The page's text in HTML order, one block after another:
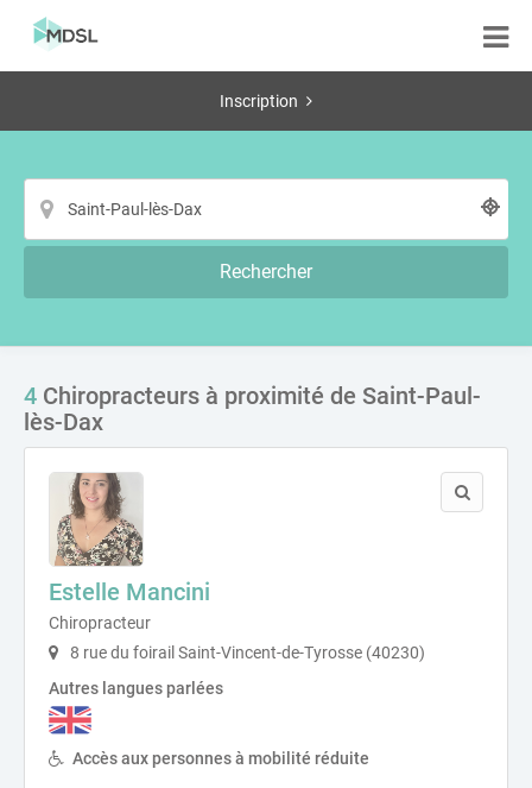
Inscription
Rechercher
4 Chiropracteurs à proximité de Saint-Paul-
lès-Dax
Estelle Mancini
Chiropracteur
8 rue du foirail Saint-Vincent-de-Tyrosse (40230)
Autres langues parlées
Accès aux personnes à mobilité réduite